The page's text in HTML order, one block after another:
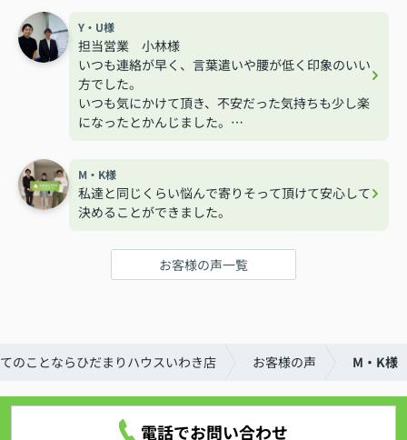
Y・U様
担当営業 小林様
いつも連絡が早く、言葉遣いや腰が低く印象のいい
方でした。
いつも気にかけて頂き、不安だった気持ちも少し楽
になったとかんじました。
M・K様
私達と同じくらい悩んで寄りそって頂けて安心して
決めることができました。
お客様の声一覧
のことならひだまりハウスいわき店 お客様の声 M・K様
電話でお問い合わせ